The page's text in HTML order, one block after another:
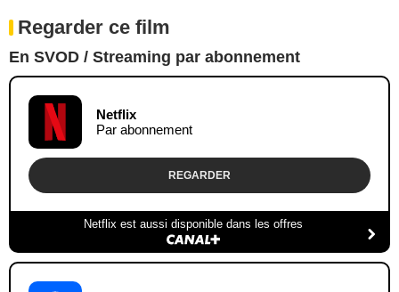
Regarder ce film
En SVOD / Streaming par abonnement
Netflix
Par abonnement
REGARDER
Netflix est aussi disponible dans les offres